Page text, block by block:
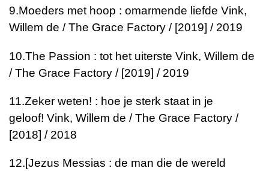
9.Moeders met hoop : omarmende liefde Vink,
Willem de / The Grace Factory / [2019] / 2019
10.The Passion : tot het uiterste Vink, Willem de
/ The Grace Factory / [2019] / 2019
11.Zeker weten! : hoe je sterk staat in je
geloof! Vink, Willem de / The Grace Factory /
[2018] / 2018
12.[Jezus Messias : de man die de wereld